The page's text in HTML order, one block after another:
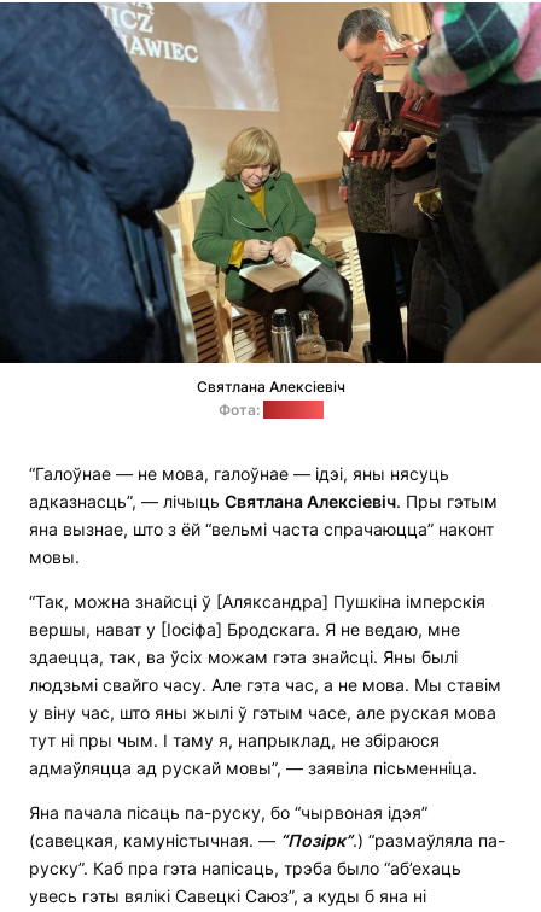
Святлана Алексіевіч
Фота:
“Галоўнае — не мова, галоўнае — ідэі, яны нясуць
адказнасць”, — лічыць Святлана Алексіевіч. Пры гэтым
яна вызнае, што з ёй “вельмі часта спрачаюцца” наконт
мовы.
“Так, можна знайсці ў [Аляксандра] Пушкіна імперскія
вершы, нават у [Іосіфа] Бродскага. Я не ведаю, мне
здаецца, так, ва ўсіх можам гэта знайсці. Яны былі
людзьмі свайго часу. Але гэта час, а не мова. Мы ставім
у віну час, што яны жылі ў гэтым часе, але руская мова
тут ні пры чым. І таму я, напрыклад, не збіраюся
адмаўляцца ад рускай мовы”, — заявіла пісьменніца.
Яна пачала пісаць па-руску, бо “чырвоная ідэя”
(савецкая, камуністычная. — “Позірк”.) “размаўляла па-
руску”. Каб пра гэта напісаць, трэба было “аб’ехаць
увесь гэты вялікі Савецкі Саюз”, а куды б яна ні